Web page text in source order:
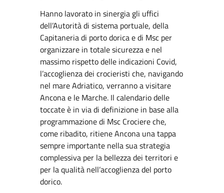
Hanno lavorato in sinergia gli uffici
dell’Autorità di sistema portuale, della
Capitaneria di porto dorica e di Msc per
organizzare in totale sicurezza e nel
massimo rispetto delle indicazioni Covid,
l’accoglienza dei crocieristi che, navigando
nel mare Adriatico, verranno a visitare
Ancona e le Marche. Il calendario delle
toccate è in via di definizione in base alla
programmazione di Msc Crociere che,
come ribadito, ritiene Ancona una tappa
sempre importante nella sua strategia
complessiva per la bellezza dei territori e
per la qualità nell’accoglienza del porto
dorico.